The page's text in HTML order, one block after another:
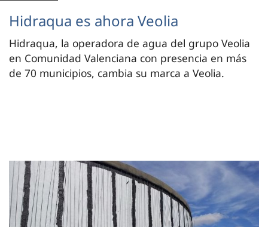
Hidraqua es ahora Veolia
Hidraqua, la operadora de agua del grupo Veolia
en Comunidad Valenciana con presencia en más
de 70 municipios, cambia su marca a Veolia.